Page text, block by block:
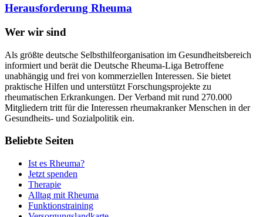
Herausforderung Rheuma
Wer wir sind
Als größte deutsche Selbsthilfeorganisation im Gesundheitsbereich
informiert und berät die Deutsche Rheuma-Liga Betroffene
unabhängig und frei von kommerziellen Interessen. Sie bietet
praktische Hilfen und unterstützt Forschungsprojekte zu
rheumatischen Erkrankungen. Der Verband mit rund 270.000
Mitgliedern tritt für die Interessen rheumakranker Menschen in der
Gesundheits- und Sozialpolitik ein.
Beliebte Seiten
Ist es Rheuma?
Jetzt spenden
Therapie
Alltag mit Rheuma
Funktionstraining